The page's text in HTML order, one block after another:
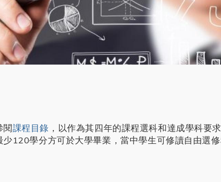
閱課程目錄 ，以作為其四年的課程選科和達成學科要
120學分方可於大學畢業，當中學生可修讀自由選修